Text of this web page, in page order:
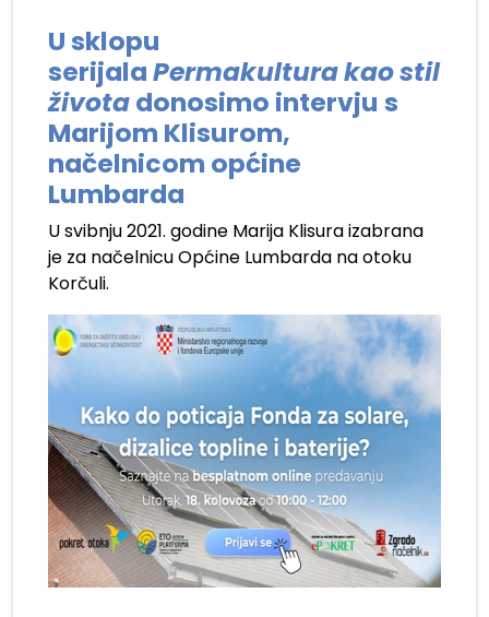
U sklopu
serijalaPermakultura kao stil
životadonosimo intervju s
Marijom Klisurom,
načelnicom općine
Lumbarda
U svibnju 2021. godine Marija Klisura izabrana
je za načelnicu Općine Lumbarda na otoku
Korčuli.